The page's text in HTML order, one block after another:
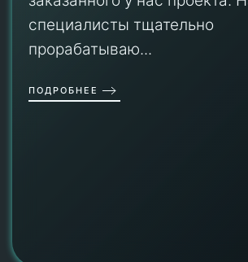
специалисты тщательно
прорабатываю...
ПОДРОБНЕЕ